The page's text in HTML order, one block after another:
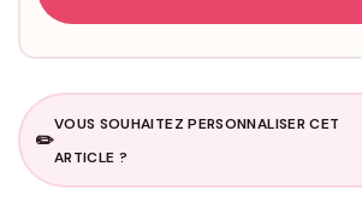
✏️
VOUS SOUHAITEZ PERSONNALISER CET
ARTICLE ?